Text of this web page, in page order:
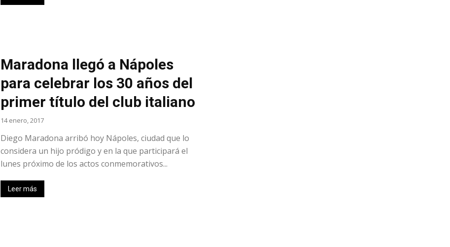
Maradona llegó a Nápoles
para celebrar los 30 años del
primer título del club italiano
14 enero, 2017
Diego Maradona arribó hoy Nápoles, ciudad que lo
considera un hijo pródigo y en la que participará el
lunes próximo de los actos conmemorativos...
Leer más